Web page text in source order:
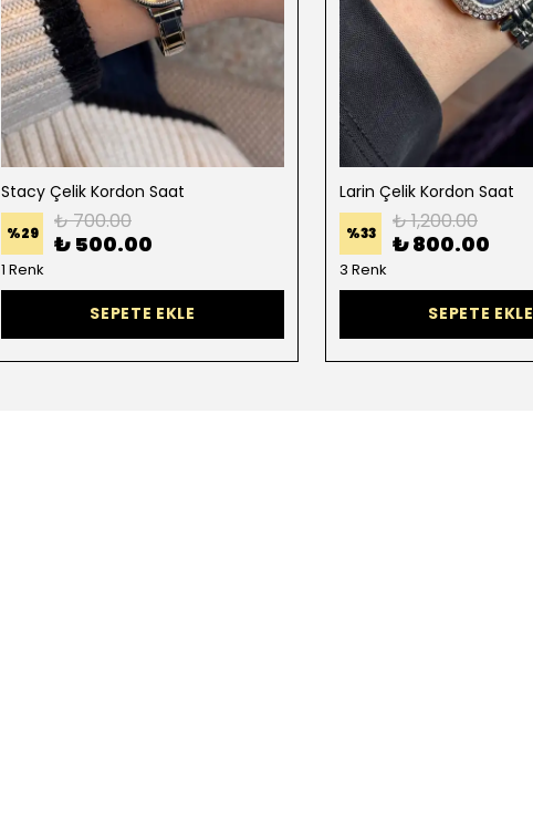
Stacy Çelik Kordon Saat
%29 ₺ 700.00
₺ 500.00
1 Renk
SEPETE EKLE
Larin Çelik Kordon Saat
%33 ₺ 1,200.00
₺ 800.00
3 Renk
SEPETE EKLE